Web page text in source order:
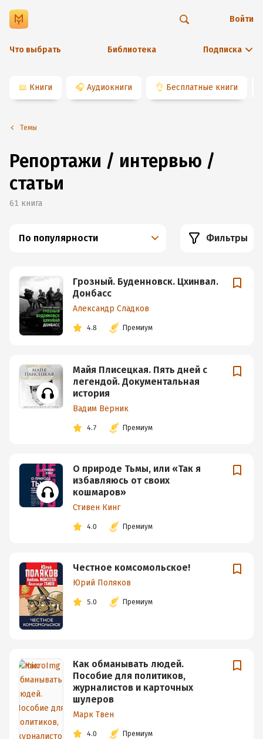
Что выбрать Библиотека Подписка
Войти
📖 Книги 🎧 Аудиокниги 👌 Бесплатные книги
Темы
Репортажи / интервью /
статьи
61 книга
По популярности Фильтры
Грозный. Буденновск. Цхинвал.
Донбасс
Александр Сладков
4.8 Премиум
Майя Плисецкая. Пять дней с
легендой. Документальная
история
Вадим Верник
4.7 Премиум
О природе Тьмы, или «Так я
избавляюсь от своих
кошмаров»
Стивен Кинг
4.0 Премиум
Честное комсомольское!
Юрий Поляков
5.0 Премиум
Как обманывать людей.
Пособие для политиков,
журналистов и карточных
шулеров
Марк Твен
4.0 Премиум